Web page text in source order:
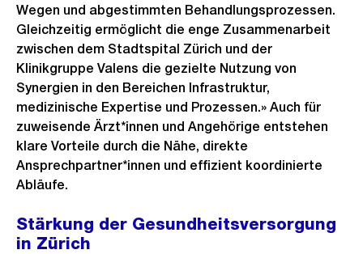
Wegen und abgestimmten Behandlungsprozessen.
Gleichzeitig ermöglicht die enge Zusammenarbeit
zwischen dem Stadtspital Zürich und der
Klinikgruppe Valens die gezielte Nutzung von
Synergien in den Bereichen Infrastruktur,
medizinische Expertise und Prozessen.» Auch für
zuweisende Ärzt*innen und Angehörige entstehen
klare Vorteile durch die Nähe, direkte
Ansprechpartner*innen und effizient koordinierte
Abläufe.
Stärkung der Gesundheitsversorgung
in Zürich